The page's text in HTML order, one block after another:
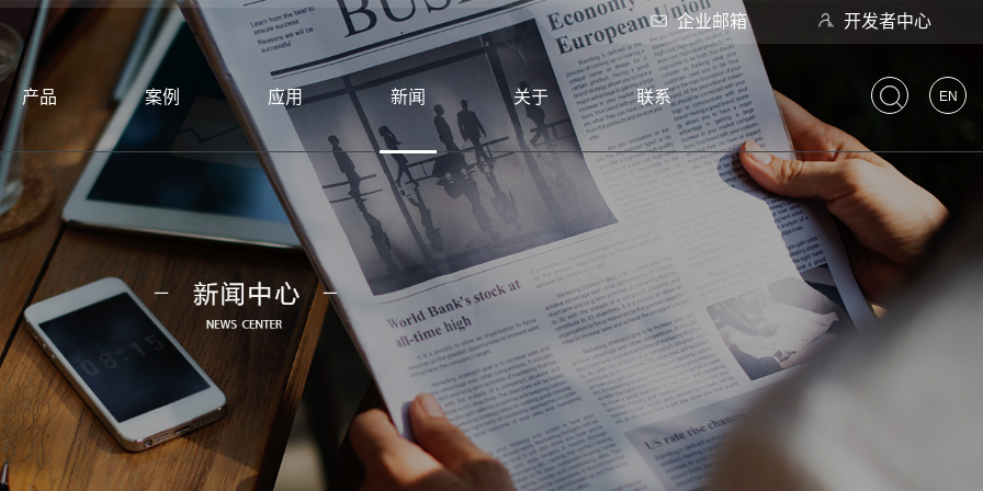
企业邮箱 开发者中心
EN
产品 案例 应用 新闻 关于 联系